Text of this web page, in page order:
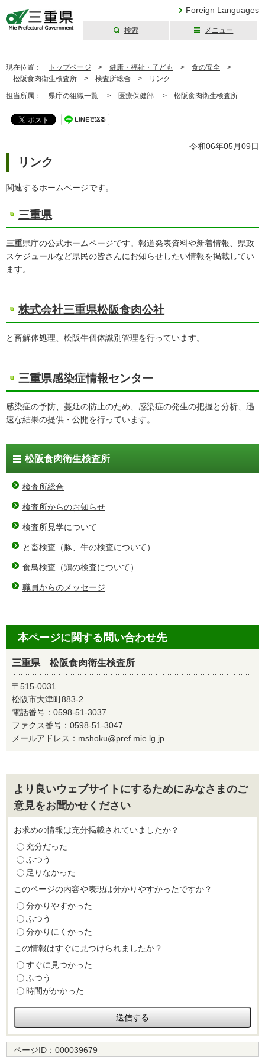
Foreign Languages
検索 メニュー
現在位置： トップページ > 健康・福祉・子ども > 食の安全 >
松阪食肉衛生検査所 > 検査所総合 > リンク
担当所属： 県庁の組織一覧 > 医療保健部 > 松阪食肉衛生検査所
令和06年05月09日
リンク
関連するホームページです。
三重県
三重県庁の公式ホームページです。報道発表資料や新着情報、県政
スケジュールなど県民の皆さんにお知らせしたい情報を掲載してい
ます。
株式会社三重県松阪食肉公社
と畜解体処理、松阪牛個体識別管理を行っています。
三重県感染症情報センター
感染症の予防、蔓延の防止のため、感染症の発生の把握と分析、迅
速な結果の提供・公開を行っています。
松阪食肉衛生検査所
検査所総合
検査所からのお知らせ
検査所見学について
と畜検査（豚、牛の検査について）
食鳥検査（鶏の検査について）
職員からのメッセージ
本ページに関する問い合わせ先
三重県 松阪食肉衛生検査所
〒515-0031
松阪市大津町883-2
電話番号： 0598-51-3037
ファクス番号：0598-51-3047
メールアドレス： mshoku@pref.mie.lg.jp
より良いウェブサイトにするためにみなさまのご
意見をお聞かせください
お求めの情報は充分掲載されていましたか？
充分だった
ふつう
足りなかった
このページの内容や表現は分かりやすかったですか？
分かりやすかった
ふつう
分かりにくかった
この情報はすぐに見つけられましたか？
すぐに見つかった
ふつう
時間がかかった
ページID： 000039679